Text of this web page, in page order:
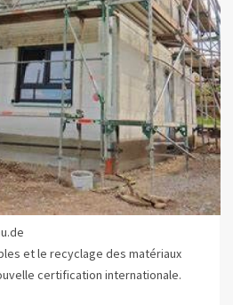
et le recyclage des matériaux
certification internationale.